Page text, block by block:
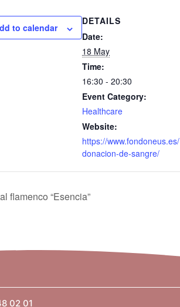
to calendar
DETAILS
Date:
18 May
Time:
16:30 - 20:30
Event Category:
Healthcare
Website:
https://www.fondoneus.es/
donacion-de-sangre/
flamenco “Esencia”
02 01